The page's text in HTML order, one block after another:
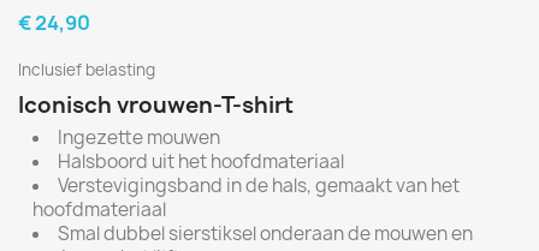
€ 24,90
Inclusief belasting
Iconisch vrouwen-T-shirt
Ingezette mouwen
Halsboord uit het hoofdmateriaal
Verstevigingsband in de hals, gemaakt van het
hoofdmateriaal
Smal dubbel sierstiksel onderaan de mouwen en